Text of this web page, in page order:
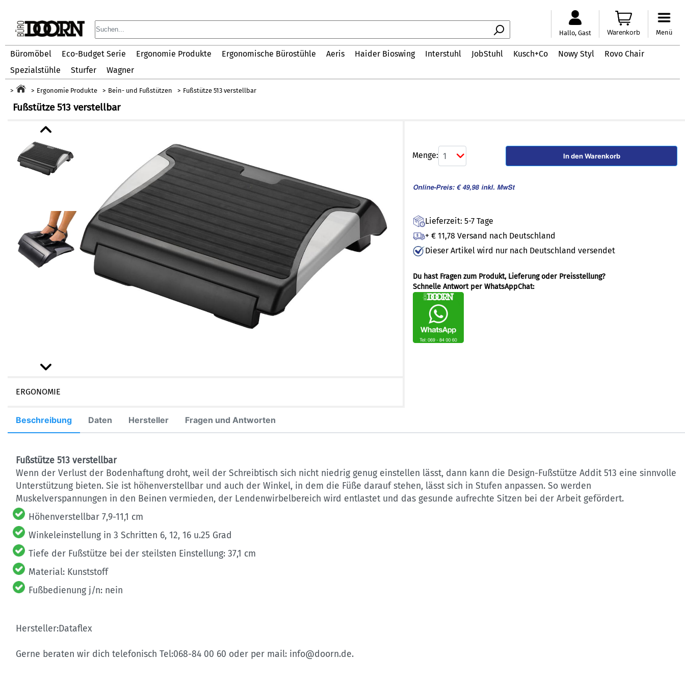
Hallo, Gast Warenkorb Menü
Büromöbel Eco-Budget Serie Ergonomie Produkte Ergonomische Bürostühle Aeris Haider Bioswing Interstuhl JobStuhl Kusch+Co Nowy Styl
Rovo Chair
Spezialstühle
Sturfer Wagner
Ergonomie Produkte Bein- und Fußstützen Fußstütze 513 verstellbar
Fußstütze 513 verstellbar
ERGONOMIE
Menge: 1 In den Warenkorb
Online-Preis: € 49,98 inkl. MwSt
Lieferzeit: 5-7 Tage
+ € 11,78 Versand nach Deutschland
Dieser Artikel wird nur nach Deutschland versendet
Du hast Fragen zum Produkt, Lieferung oder Preisstellung?
Schnelle Antwort per WhatsAppChat:
Beschreibung Daten Hersteller Fragen und Antworten
Fußstütze 513 verstellbar
Wenn der Verlust der Bodenhaftung droht, weil der Schreibtisch sich nicht niedrig genug einstellen lässt, dann kann die Design-Fußstütze Addit 513 eine sinnvolle
Unterstützung bieten. Sie ist höhenverstellbar und auch der Winkel, in dem die Füße darauf stehen, lässt sich in Stufen anpassen. So werden
Muskelverspannungen in den Beinen vermieden, der Lendenwirbelbereich wird entlastet und das gesunde aufrechte Sitzen bei der Arbeit gefördert.
Höhenverstellbar 7,9-11,1 cm
Winkeleinstellung in 3 Schritten 6, 12, 16 u.25 Grad
Tiefe der Fußstütze bei der steilsten Einstellung: 37,1 cm
Material: Kunststoff
Fußbedienung j/n: nein
Hersteller:Dataflex
Gerne beraten wir dich telefonisch Tel:068-84 00 60 oder per mail: info@doorn.de.